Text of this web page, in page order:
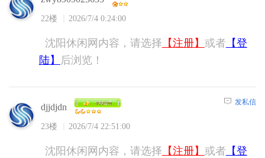
22楼 2026/7/4 0:24:00
沈阳休闲网内容，请选择 【注册】 或者 【登
陆】
后浏览！
djjdjdn
23楼 2026/7/4 22:51:00
发私信
沈阳休闲网内容，请选择 【注册】 或者 【登